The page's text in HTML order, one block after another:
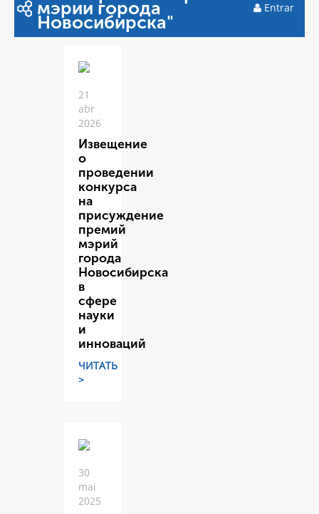
мэрии города
Новосибирска"
Entrar
21
abr
2026
Извещение
о
проведении
конкурса
на
присуждение
премий
мэрий
города
Новосибирска
в
сфере
науки
и
инноваций
ЧИТАТЬ
>
30
mai
2025